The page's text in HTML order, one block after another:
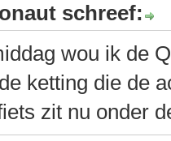
schreef:
wou ik de
ketting die de
zit nu onder